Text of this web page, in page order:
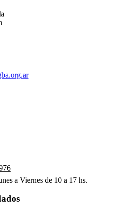
a Viernes de 10 a 17 hs.